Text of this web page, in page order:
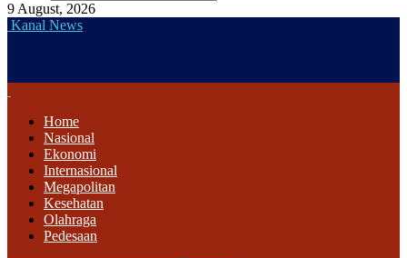
9 August, 2026
Kanal News
Home
Nasional
Ekonomi
Internasional
Megapolitan
Kesehatan
Olahraga
Pedesaan